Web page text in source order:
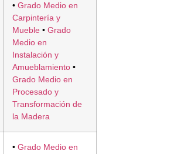
• Grado Medio en
Carpintería y
Mueble • Grado
Medio en
Instalación y
Amueblamiento •
Grado Medio en
Procesado y
Transformación de
la Madera
• Grado Medio en